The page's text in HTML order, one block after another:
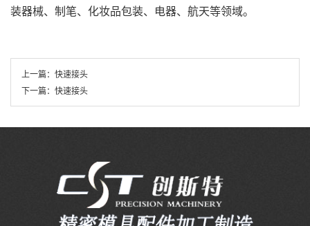
装器械、制笔、化妆品包装、电器、航天等领域。
上一篇： 快速接头
下一篇： 快速接头